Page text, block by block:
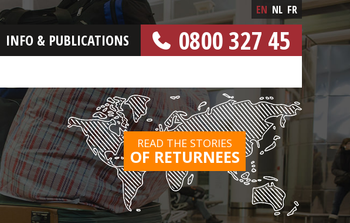
0800 327 45
INFO & PUBLICATIONS
EN NL FR
READ THE STORIES
OF RETURNEES